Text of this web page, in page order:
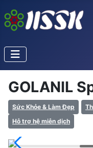
GOLANIL
Sức Khỏe & Làm Đẹp
Hỗ trợ hệ miễn dịch